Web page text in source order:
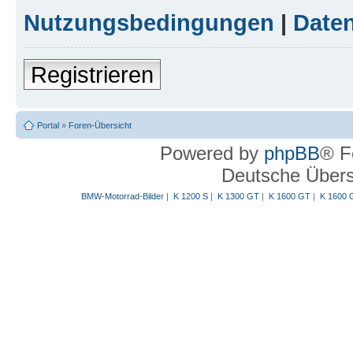
Nutzungsbedingungen |
Registrieren
Portal » Foren-Übersicht
Powered by phpBB®
Deutsche
BMW-Motorrad-Bilder| K 1200 S| K 1300 GT| K 1600 GT| K 1600